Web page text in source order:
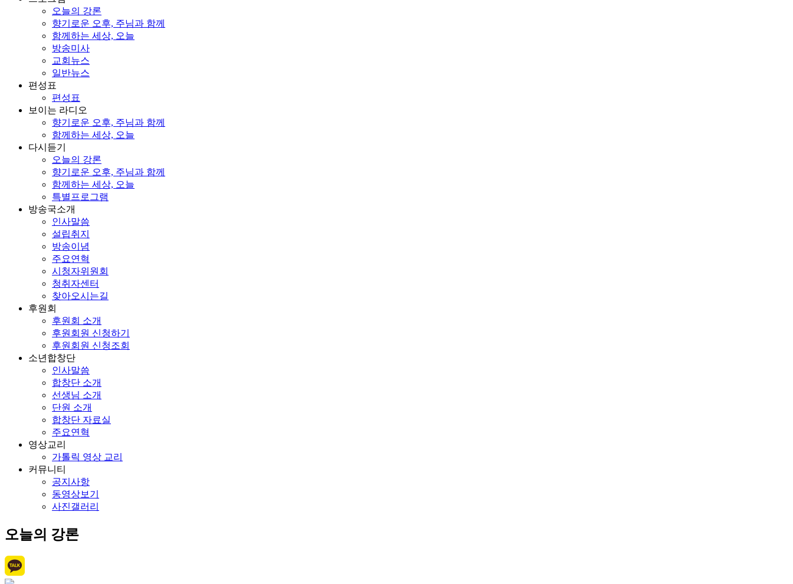
오늘의 강론
향기로운 오후, 주님과 함께
함께하는 세상, 오늘
방송미사
교회뉴스
일반뉴스
편성표
편성표
보이는 라디오
향기로운 오후, 주님과 함께
함께하는 세상, 오늘
다시듣기
오늘의 강론
향기로운 오후, 주님과 함께
함께하는 세상, 오늘
특별프로그램
방송국소개
인사말씀
설립취지
방송이념
주요연혁
시청자위원회
청취자센터
찾아오시는길
후원회
후원회 소개
후원회원 신청하기
후원회원 신청조회
소년합창단
인사말씀
합창단 소개
선생님 소개
단원 소개
합창단 자료실
주요연혁
영상교리
가톨릭 영상 교리
커뮤니티
공지사항
동영상보기
사진갤러리
오늘의 강론